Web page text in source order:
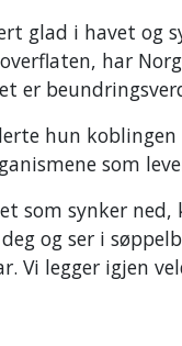
glad i havet og
har
er
hun
som
som synker
og ser i
Vi legger igjen